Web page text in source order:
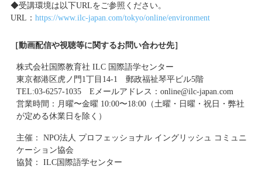
◆受講環境は以下URLをご参照ください。
URL： https://www.ilc-japan.com/tokyo/online/environment
［動画配信や視聴等に関するお問い合わせ先］
株式会社国際教育社 ILC 国際語学センター
東京都港区虎ノ門1丁目14-1 郵政福祉琴平ビル5階
TEL:03-6257-1035 Eメールアドレス：online@ilc-japan.com
営業時間：月曜〜金曜 10:00〜18:00（土曜・日曜・祝日・弊社
が定める休業日を除く）
主催： NPO法人 プロフェッショナル イングリッシュ コミュニ
ケーション協会
協賛： ILC国際語学センター